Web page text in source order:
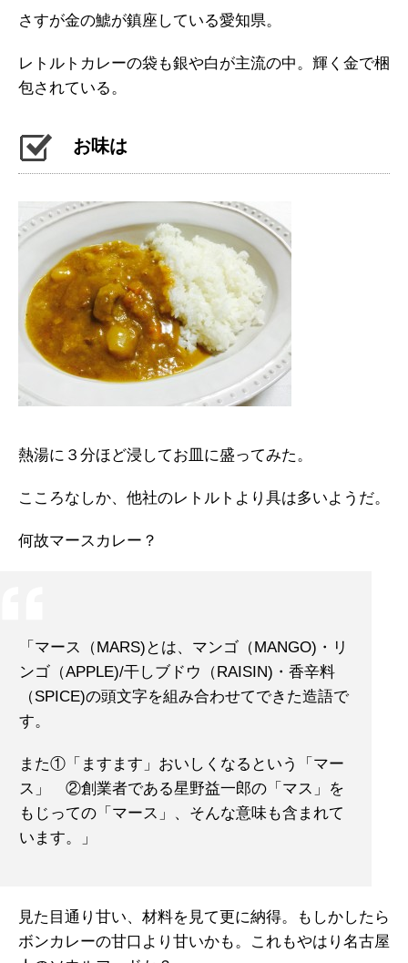
さすが金の鯱が鎮座している愛知県。
レトルトカレーの袋も銀や白が主流の中。輝く金で梱
包されている。
お味は
熱湯に３分ほど浸してお皿に盛ってみた。
こころなしか、他社のレトルトより具は多いようだ。
何故マースカレー？
「マース（MARS)とは、マンゴ（MANGO)・リ
ンゴ（APPLE)/干しブドウ（RAISIN)・香辛料
（SPICE)の頭文字を組み合わせてできた造語で
す。
また①「ますます」おいしくなるという「マー
ス」 ②創業者である星野益一郎の「マス」を
もじっての「マース」、そんな意味も含まれて
います。」
見た目通り甘い、材料を見て更に納得。もしかしたら
ボンカレーの甘口より甘いかも。これもやはり名古屋